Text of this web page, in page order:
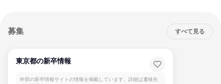
募集 すべて見る
東京都の新卒情報
外部の新卒情報サイトの情報を掲載しています。詳細は遷移先